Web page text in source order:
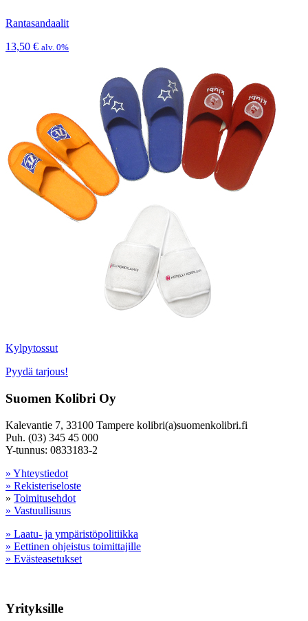
Rantasandaalit
13,50 € alv. 0%
Kylpytossut
Pyydä tarjous!
Suomen Kolibri Oy
Kalevantie 7, 33100 Tampere kolibri(a)suomenkolibri.fi
Puh. (03) 345 45 000
Y-tunnus: 0833183-2
» Yhteystiedot
» Rekisteriseloste
» Toimitusehdot
» Vastuullisuus
» Laatu- ja ympäristöpolitiikka
» Eettinen ohjeistus toimittajille
» Evästeasetukset
Yrityksille